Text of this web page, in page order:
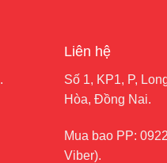
Liên hệ
Số 1, KP1, P,
Hòa, Đồng Nai.
Mua bao PP:
Viber).